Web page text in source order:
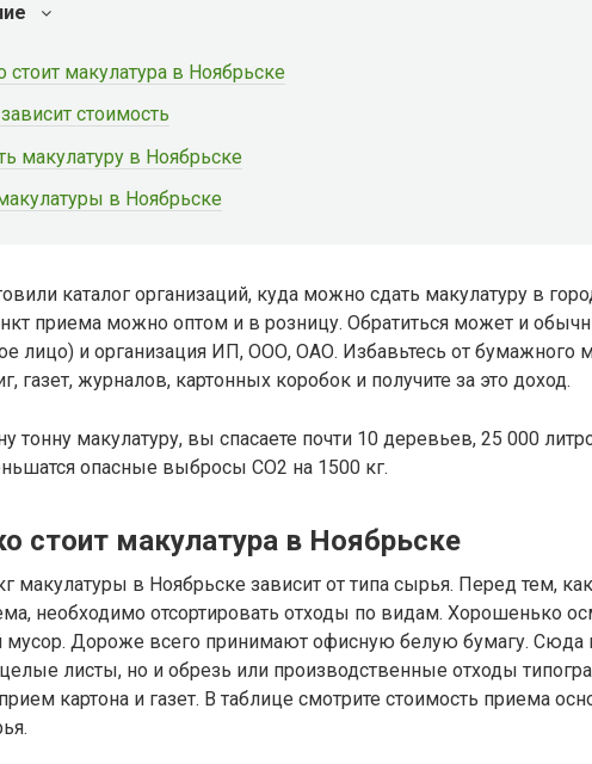
стоит макулатура в Ноябрьске
стоимость
макулатуру в Ноябрьске
в Ноябрьске
каталог организаций, куда можно сдать макулатуру в
приема можно оптом и в розницу. Обратиться может и
лицо) и организация ИП, ООО, ОАО. Избавьтесь от бумажного
газет, журналов, картонных коробок и получите за это доход.
тонну макулатуру, вы спасаете почти 10 деревьев, 25 000
опасные выбросы CO2 на 1500 кг.
стоит макулатура в Ноябрьске
макулатуры в Ноябрьске зависит от типа сырья. Перед тем,
необходимо отсортировать отходы по видам. Хорошенько
Дороже всего принимают офисную белую бумагу.
листы, но и обрезь или производственные отходы
картона и газет. В таблице смотрите стоимость приема